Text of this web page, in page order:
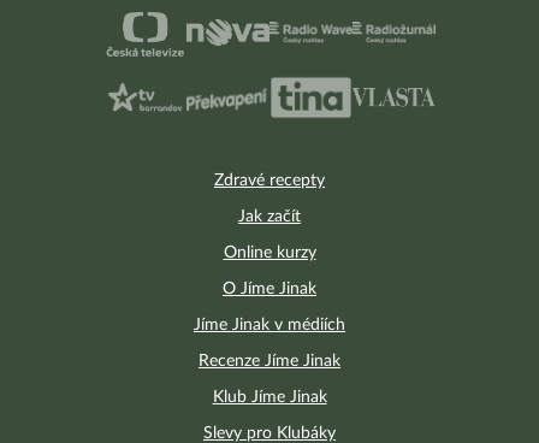
Zdravé recepty
Jak začít
Online kurzy
O Jíme Jinak
Jíme Jinak v médiích
Recenze Jíme Jinak
Klub Jíme Jinak
Slevy pro Klubáky